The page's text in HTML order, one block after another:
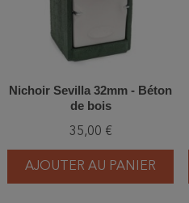
Nichoir Sevilla 32mm - Béton
de bois
35,00 €
AJOUTER AU PANIER